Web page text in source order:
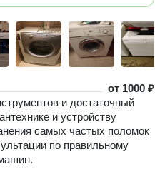
от 1000 ₽
и достаточный
и устройству
самых частых поломок
по правильному